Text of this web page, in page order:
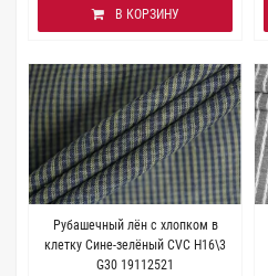
В КОРЗИНУ
Рубашечный лён с хлопком в
клетку Сине-зелёный CVC H16\3
G30 19112521